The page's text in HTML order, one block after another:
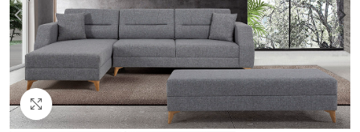
Click to enlarge